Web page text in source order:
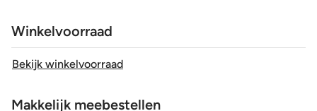
Winkelvoorraad
Bekijk winkelvoorraad
Makkelijk meebestellen